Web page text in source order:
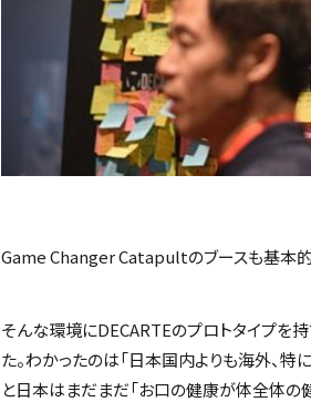
Game Changer Catapultのブースも基本
そんな環境にDECARTEのプロトタイプを
た。わかったのは「日本国内よりも海外、
と日本はまだまだ「お口の健康が体全体の